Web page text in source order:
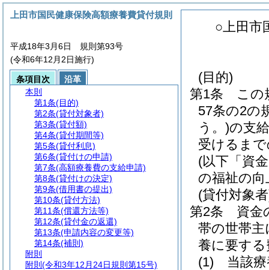
○上田市
(目的)
第1条
この
57条の2の
う。)の支
受けるま
(以下「資
の福祉の
(貸付対象
第2条
資金
帯の世帯
養に要す
(1)
当該
上田市国民健康保険高額療養費貸付規則
平成18年3月6日 規則第93号
(令和6年12月2日施行)
条項目次
沿革
本則
第1条(目的)
第2条(貸付対象者)
第3条(貸付額)
第4条(貸付期間等)
第5条(貸付利息)
第6条(貸付けの申請)
第7条(高額療養費の支給申請)
第8条(貸付けの決定)
第9条(借用書の提出)
第10条(貸付方法)
第11条(償還方法等)
第12条(貸付金の返還)
第13条(申請内容の変更等)
第14条(補則)
附則
附則 (令和3年12月24日規則第15号)